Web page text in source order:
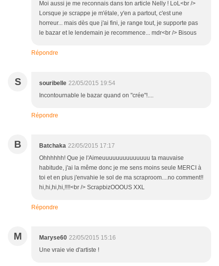
Moi aussi je me reconnais dans ton article Nelly ! LoL<br />
Lorsque je scrappe je m'étale, y'en a partout, c'est une
horreur... mais dès que j'ai fini, je range tout, je supporte pas
le bazar et le lendemain je recommence... mdr<br /> Bisous
Répondre
S souribelle 22/05/2015 19:54
Incontournable le bazar quand on "crée"!....
Répondre
B Batchaka 22/05/2015 17:17
Ohhhhhh! Que je l'Aimeuuuuuuuuuuuuuu ta mauvaise
habitude, j'ai la même donc je me sens moins seule MERCI à
toi et en plus j'envahie le sol de ma scraproom....no comment!!
hi,hi,hi,hi,!!!!<br /> ScrapbizOOOUS XXL
Répondre
M Maryse60 22/05/2015 15:16
Une vraie vie d'artiste !